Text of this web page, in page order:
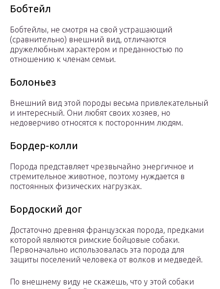
Бобтейл
Бобтейлы, не смотря на свой устрашающий
(сравнительно) внешний вид, отличаются
дружелюбным характером и преданностью по
отношению к членам семьи.
Болоньез
Внешний вид этой породы весьма привлекательный
и интересный. Они любят своих хозяев, но
недоверчиво относятся к посторонним людям.
Бордер-колли
Порода представляет чрезвычайно энергичное и
стремительное животное, поэтому нуждается в
постоянных физических нагрузках.
Бордоский дог
Достаточно древняя французская порода, предками
которой являются римские бойцовые собаки.
Первоначально использовалась эта порода для
защиты поселений человека от волков и медведей.
По внешнему виду не скажешь, что у этой собаки